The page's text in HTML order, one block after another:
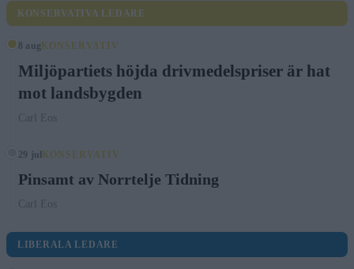
KONSERVATIVA LEDARE
8 aug KONSERVATIV
Miljöpartiets höjda drivmedelspriser är hat
mot landsbygden
Carl Eos
29 jul KONSERVATIV
Pinsamt av Norrtelje Tidning
Carl Eos
LIBERALA LEDARE